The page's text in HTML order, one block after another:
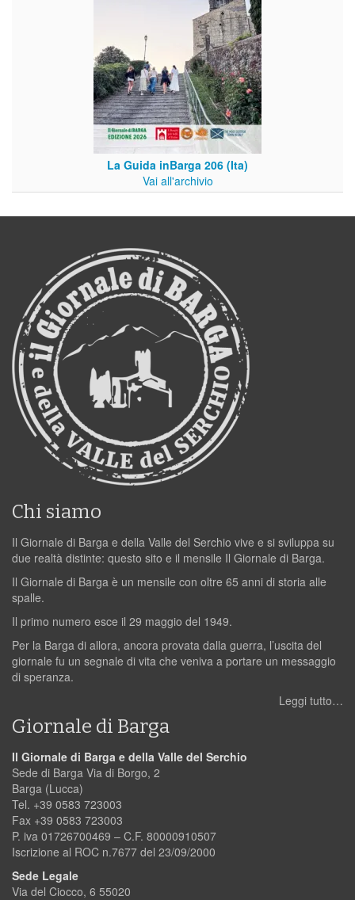
La Guida inBarga 206 (Ita)
Vai all'archivio
Chi siamo
Il Giornale di Barga e della Valle del Serchio vive e si sviluppa su
due realtà distinte: questo sito e il mensile Il Giornale di Barga.
Il Giornale di Barga è un mensile con oltre 65 anni di storia alle
spalle.
Il primo numero esce il 29 maggio del 1949.
Per la Barga di allora, ancora provata dalla guerra, l’uscita del
giornale fu un segnale di vita che veniva a portare un messaggio
di speranza.
Leggi tutto…
Giornale di Barga
Il Giornale di Barga e della Valle del Serchio
Sede di Barga Via di Borgo, 2
Barga (Lucca)
Tel. +39 0583 723003
Fax +39 0583 723003
P. iva 01726700469 – C.F. 80000910507
Iscrizione al ROC n.7677 del 23/09/2000
Sede Legale
Via del Ciocco, 6 55020